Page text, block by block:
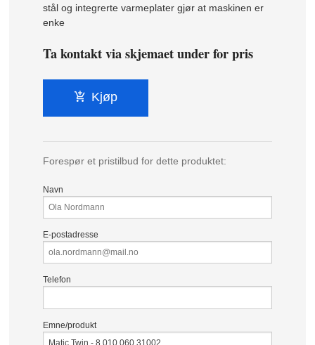
stål og integrerte varmeplater gjør at maskinen er
enke
Ta kontakt via skjemaet under for pris
Kjøp
Forespør et pristilbud for dette produktet:
Navn
E-postadresse
Telefon
Emne/produkt